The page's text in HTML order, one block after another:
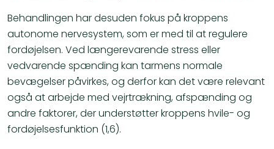
Behandlingen har desuden fokus på kroppens
autonome nervesystem, som er med til at regulere
fordøjelsen. Ved længerevarende stress eller
vedvarende spænding kan tarmens normale
bevægelser påvirkes, og derfor kan det være relevant
også at arbejde med vejrtrækning, afspænding og
andre faktorer, der understøtter kroppens hvile- og
fordøjelsesfunktion (1,6).